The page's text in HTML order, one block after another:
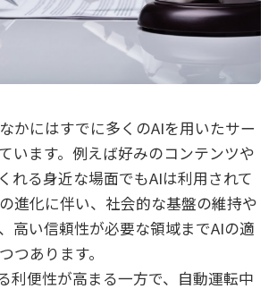
かにはすでに多くのAIを用いたサー
います。例えば好みのコンテンツや
れる身近な場面でもAIは利用されて
進化に伴い、社会的な基盤の維持や
高い信頼性が必要な領域までAIの適
つあります。
利便性が高まる一方で、自動運転中